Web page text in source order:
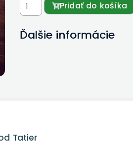
Pridať do košíka
Ďalšie informácie
Tatier